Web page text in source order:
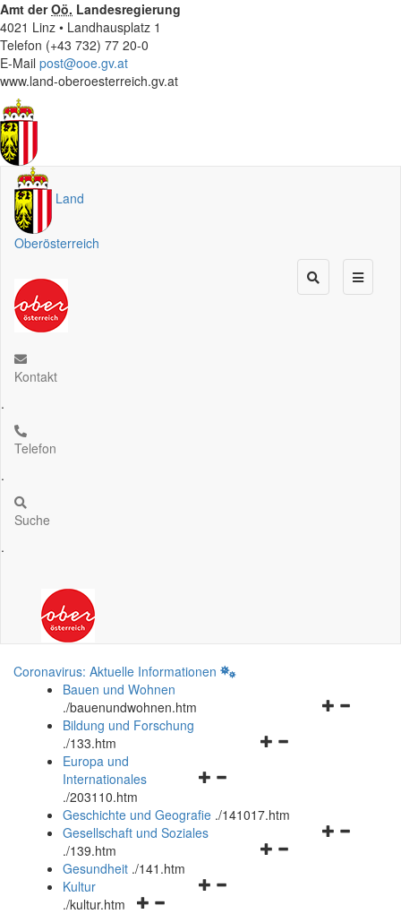
Amt derOö. Landesregierung
4021 Linz • Landhausplatz 1
Telefon (+43 732) 77 20-0
E-Mail post@ooe.gv.at
www.land-oberoesterreich.gv.at
Land
Oberösterreich
Kontakt
.
Telefon
.
Suche
.
Coronavirus: Aktuelle Informationen
Bauen und Wohnen
./bauenundwohnen.htm
Navigationsmenü
Bildung und Forschung
./133.htm
Navigationsmenü
und
schließen
Europa und
Internationales
./203110.htm
Geschichte und Geografie ./141017.htm
Navigationsmenü
Gesellschaft und Soziales
./139.htm
Navigationsmenü
Gesundheit ./141.htm
Navigationsmenü
Kultur
./kultur.htm